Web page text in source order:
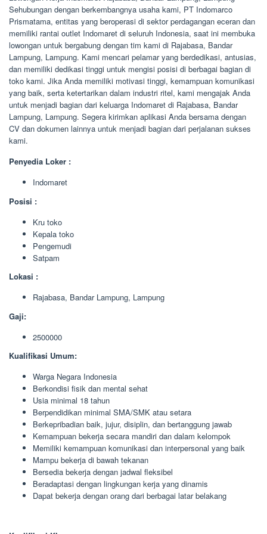
Sehubungan dengan berkembangnya usaha kami, PT Indomarco
Prismatama, entitas yang beroperasi di sektor perdagangan eceran dan
memiliki rantai outlet Indomaret di seluruh Indonesia, saat ini membuka
lowongan untuk bergabung dengan tim kami di Rajabasa, Bandar
Lampung, Lampung. Kami mencari pelamar yang berdedikasi, antusias,
dan memiliki dedikasi tinggi untuk mengisi posisi di berbagai bagian di
toko kami. Jika Anda memiliki motivasi tinggi, kemampuan komunikasi
yang baik, serta ketertarikan dalam industri ritel, kami mengajak Anda
untuk menjadi bagian dari keluarga Indomaret di Rajabasa, Bandar
Lampung, Lampung. Segera kirimkan aplikasi Anda bersama dengan
CV dan dokumen lainnya untuk menjadi bagian dari perjalanan sukses
kami.
Penyedia Loker :
Indomaret
Posisi :
Kru toko
Kepala toko
Pengemudi
Satpam
Lokasi :
Rajabasa, Bandar Lampung, Lampung
Gaji:
2500000
Kualifikasi Umum:
Warga Negara Indonesia
Berkondisi fisik dan mental sehat
Usia minimal 18 tahun
Berpendidikan minimal SMA/SMK atau setara
Berkepribadian baik, jujur, disiplin, dan bertanggung jawab
Kemampuan bekerja secara mandiri dan dalam kelompok
Memiliki kemampuan komunikasi dan interpersonal yang baik
Mampu bekerja di bawah tekanan
Bersedia bekerja dengan jadwal fleksibel
Beradaptasi dengan lingkungan kerja yang dinamis
Dapat bekerja dengan orang dari berbagai latar belakang